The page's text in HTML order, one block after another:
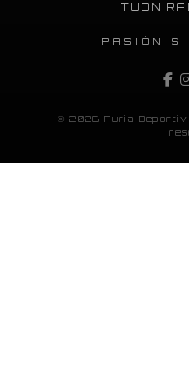
TUDN
PASIÓN
© 2026 Furia